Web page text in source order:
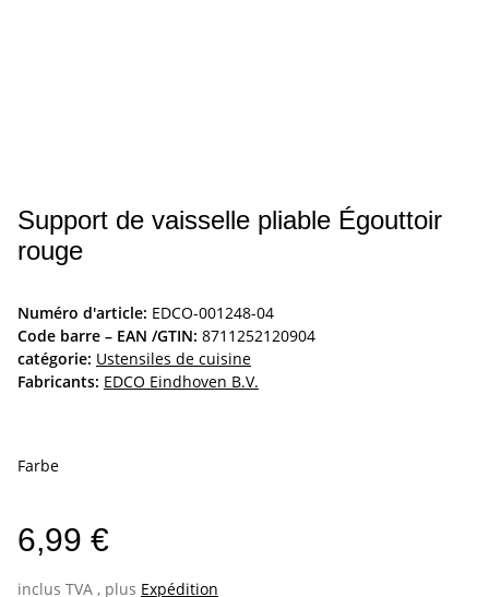
Support de vaisselle pliable Égouttoir
rouge
Numéro d'article: EDCO-001248-04
Code barre – EAN /GTIN: 8711252120904
catégorie: Ustensiles de cuisine
Fabricants: EDCO Eindhoven B.V.
Farbe
6,99 €
inclus TVA , plus Expédition